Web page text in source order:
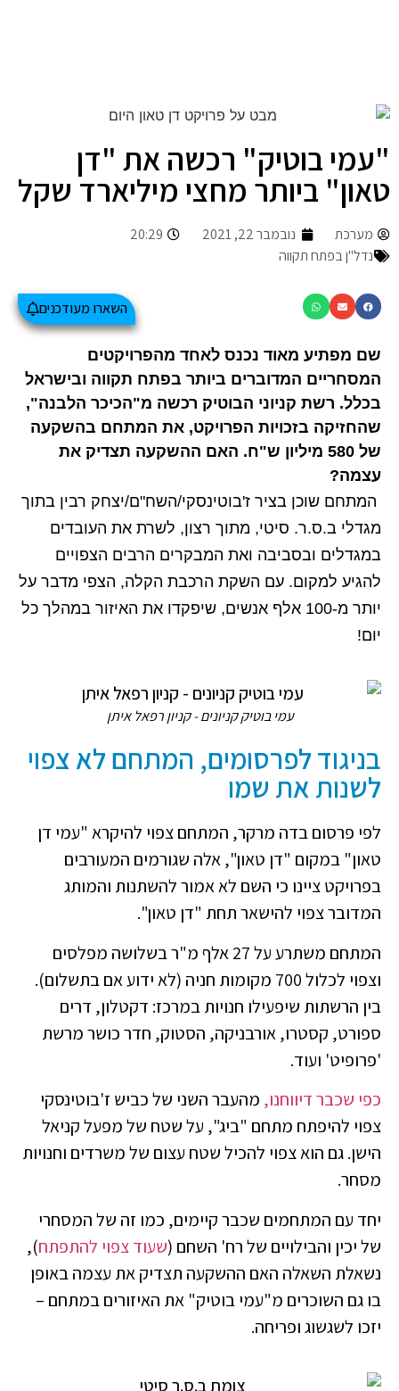
"עמי בוטיק" רכשה את "דן
טאון" ביותר מחצי מיליארד שקל
מערכת נובמבר 22, 2021
20:29
נדל"ן בפתח תקווה
השארו מעודכנים
עצמה?
יום!
עמי בוטיק קניונים - קניון רפאל איתן
בניגוד לפרסומים, המתחם לא צפוי
לשנות את שמו
לפי פרסום בדה מרקר, המתחם צפוי להיקרא "עמי דן
טאון" במקום "דן טאון", אלה שגורמים המעורבים
בפרויקט ציינו כי השם לא אמור להשתנות והמותג
המדובר צפוי להישאר תחת "דן טאון".
המתחם משתרע על 27 אלף מ"ר בשלושה מפלסים
וצפוי לכלול 700 מקומות חניה (לא ידוע אם בתשלום).
בין הרשתות שיפעילו חנויות במרכז: דקטלון, דרים
ספורט, קסטרו, אורבניקה, הסטוק, חדר כושר מרשת
'פרופיט' ועוד.
כפי שכבר דיווחנו, מהעבר השני של כביש ז'בוטינסקי
צפוי להיפתח מתחם "ביג", על שטח של מפעל קניאל
הישן. גם הוא צפוי להכיל שטח עצום של משרדים וחנויות
מסחר.
יחד עם המתחמים שכבר קיימים, כמו זה של המסחרי
של יכין והבילויים של רח' השחם (שעוד צפוי להתפתח),
נשאלת השאלה האם ההשקעה תצדיק את עצמה באופן
בו גם השוכרים מ"עמי בוטיק" את האיזורים במתחם –
יזכו לשגשוג ופריחה.